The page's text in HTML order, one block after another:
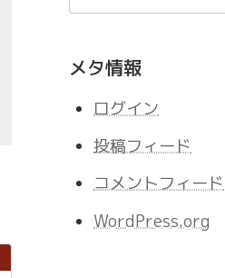
メタ情報
ログイン
投稿フィード
コメントフィード
WordPress.org